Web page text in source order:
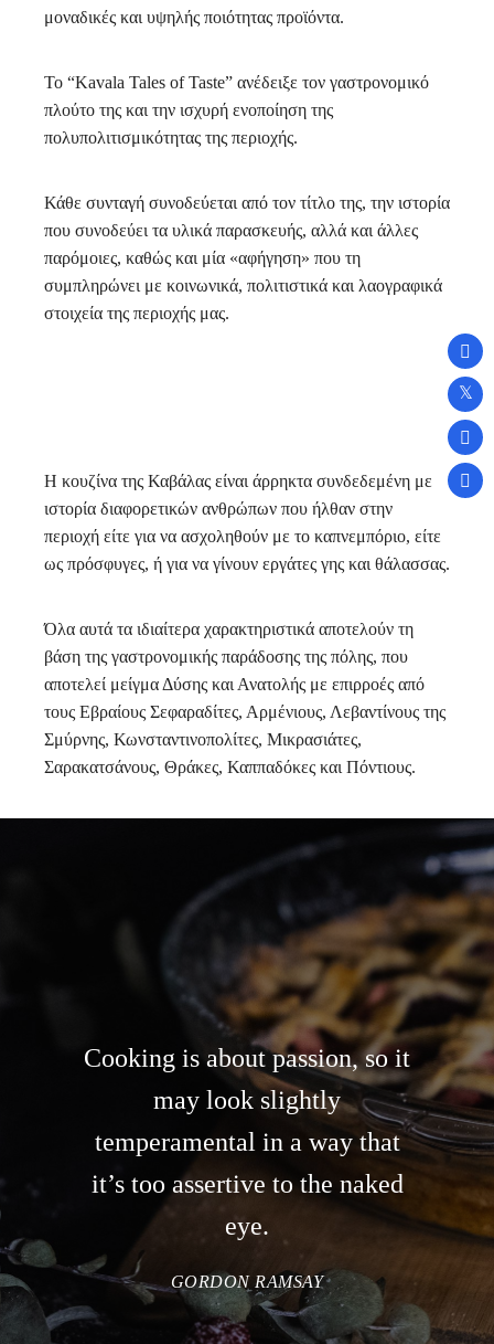
μοναδικές και υψηλής ποιότητας προϊόντα.
Το “Kavala Tales of Taste” ανέδειξε τον γαστρονομικό
πλούτο της και την ισχυρή ενοποίηση της
πολυπολιτισμικότητας της περιοχής.
Κάθε συνταγή συνοδεύεται από τον τίτλο της, την ιστορία
που συνοδεύει τα υλικά παρασκευής, αλλά και άλλες
παρόμοιες, καθώς και μία «αφήγηση» που τη
συμπληρώνει με κοινωνικά, πολιτιστικά και λαογραφικά
στοιχεία της περιοχής μας.
H κουζίνα της Καβάλας είναι άρρηκτα συνδεδεμένη με
ιστορία διαφορετικών ανθρώπων που ήλθαν στην
περιοχή είτε για να ασχοληθούν με το καπνεμπόριο, είτε
ως πρόσφυγες, ή για να γίνουν εργάτες γης και θάλασσας.
Όλα αυτά τα ιδιαίτερα χαρακτηριστικά αποτελούν τη
βάση της γαστρονομικής παράδοσης της πόλης, που
αποτελεί μείγμα Δύσης και Ανατολής με επιρροές από
τους Εβραίους Σεφαραδίτες, Αρμένιους, Λεβαντίνους της
Σμύρνης, Κωνσταντινοπολίτες, Μικρασιάτες,
Σαρακατσάνους, Θράκες, Καππαδόκες και Πόντιους.
Cooking is about passion, so it
may look slightly
temperamental in a way that
it’s too assertive to the naked
eye.
GORDON RAMSAY